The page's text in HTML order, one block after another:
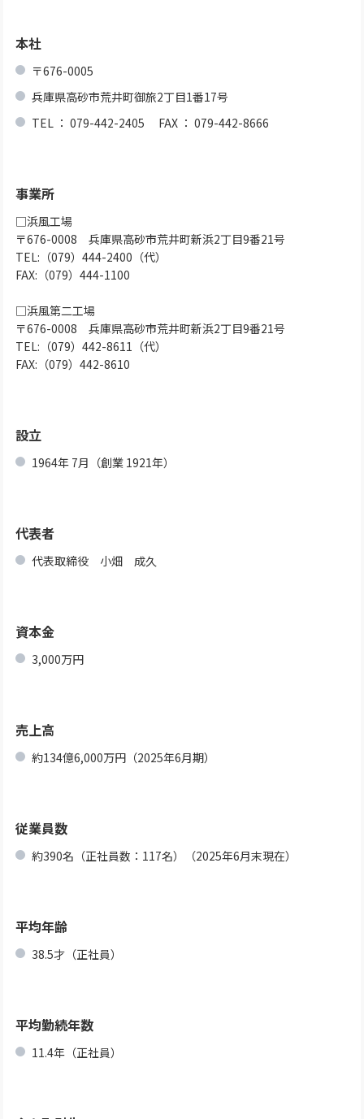
本社
〒676-0005
兵庫県高砂市荒井町御旅2丁目1番17号
TEL ： 079-442-2405 FAX ： 079-442-8666
事業所
□浜風工場
〒676-0008 兵庫県高砂市荒井町新浜2丁目9番21号
TEL:（079）444-2400（代）
FAX:（079）444-1100
□浜風第二工場
〒676-0008 兵庫県高砂市荒井町新浜2丁目9番21号
TEL:（079）442-8611（代）
FAX:（079）442-8610
設立
1964年 7月（創業 1921年）
代表者
代表取締役 小畑 成久
資本金
3,000万円
売上高
約134億6,000万円（2025年6月期）
従業員数
約390名（正社員数：117名）（2025年6月末現在）
平均年齢
38.5才（正社員）
平均勤続年数
11.4年（正社員）